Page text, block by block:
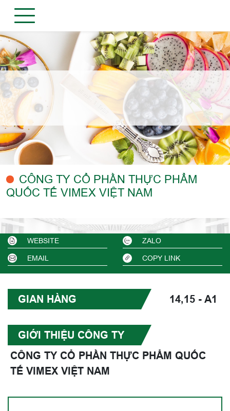
CÔNG TY CỔ PHẦN THỰC PHẨM
QUỐC TẾ VIMEX VIỆT NAM
WEBSITE ZALO
EMAIL COPY LINK
GIAN HÀNG 14,15 - A1
GIỚI THIỆU CÔNG TY
CÔNG TY CỔ PHẦN THỰC PHẨM QUỐC
TẾ VIMEX VIỆT NAM